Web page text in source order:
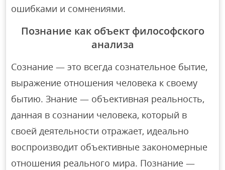
ошибками и сомнениями.
Познание как объект философского
анализа
Сознание — это всегда сознательное бытие,
выражение отношения человека к своему
бытию. Знание — объективная реальность,
данная в сознании человека, который в
своей деятельности отражает, идеально
воспроизводит объективные закономерные
отношения реального мира. Познание —